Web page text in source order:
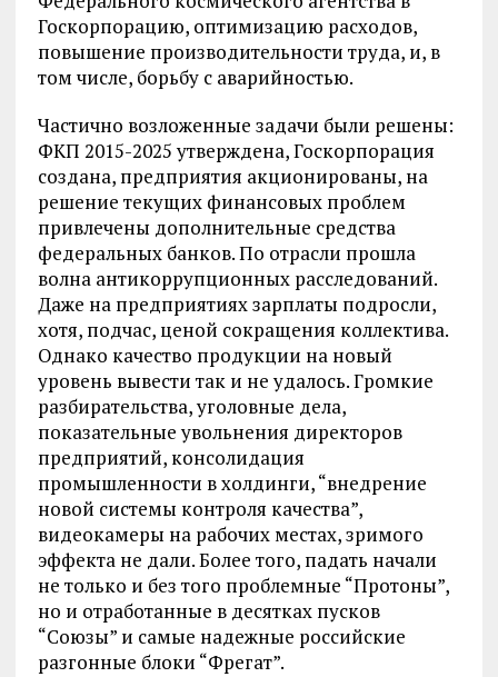
Госкорпорацию, оптимизацию расходов,
повышение производительности труда, и, в
том числе, борьбу с аварийностью.
Частично возложенные задачи были решены:
ФКП 2015-2025 утверждена, Госкорпорация
создана, предприятия акционированы, на
решение текущих финансовых проблем
привлечены дополнительные средства
федеральных банков. По отрасли прошла
волна антикоррупционных расследований.
Даже на предприятиях зарплаты подросли,
хотя, подчас, ценой сокращения коллектива.
Однако качество продукции на новый
уровень вывести так и не удалось. Громкие
разбирательства, уголовные дела,
показательные увольнения директоров
предприятий, консолидация
промышленности в холдинги, “внедрение
новой системы контроля качества”,
видеокамеры на рабочих местах, зримого
эффекта не дали. Более того, падать начали
не только и без того проблемные “Протоны”,
но и отработанные в десятках пусков
“Союзы” и самые надежные российские
разгонные блоки “Фрегат”.